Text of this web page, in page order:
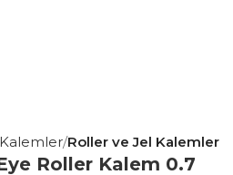
Kalemler Roller ve Jel Kalemler
Roller Kalem 0.7